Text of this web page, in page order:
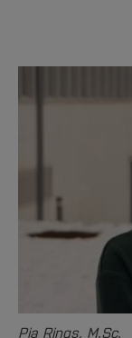
Pia Rings, M.Sc.